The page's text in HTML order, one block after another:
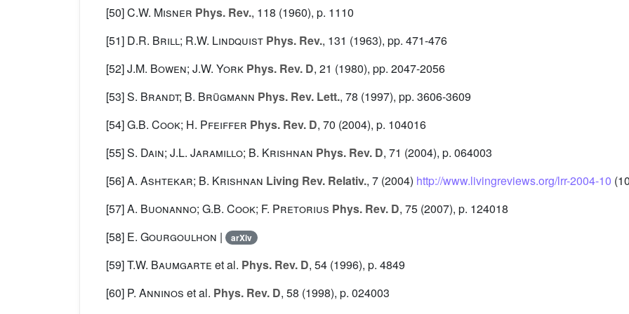
[50]C.W. Misner Phys. Rev., 118 (1960), p. 1110
[51] D.R. Brill; R.W. Lindquist Phys. Rev., 131 (1963), pp. 471-476
[52]J.M. Bowen; J.W. York Phys. Rev. D, 21 (1980), pp. 2047-2056
[53]S. Brandt; B. Brügmann Phys. Rev. Lett., 78 (1997), pp. 3606-3609
[54]G.B. Cook; H. Pfeiffer Phys. Rev. D, 70 (2004), p. 104016
[55]S. Dain; J.L. Jaramillo; B. Krishnan Phys. Rev. D, 71 (2004), p. 064003
[56]A. Ashtekar; B. Krishnan Living Rev. Relativ., 7 (2004) http://www.livingreviews.org/lrr-2004-10
[57]A. Buonanno; G.B. Cook; F. Pretorius Phys. Rev. D, 75 (2007), p. 124018
[58] E. Gourgoulhon | arXiv
[59]T.W. Baumgarte et al. Phys. Rev. D, 54 (1996), p. 4849
[60] P. Anninos et al. Phys. Rev. D, 58 (1998), p. 024003